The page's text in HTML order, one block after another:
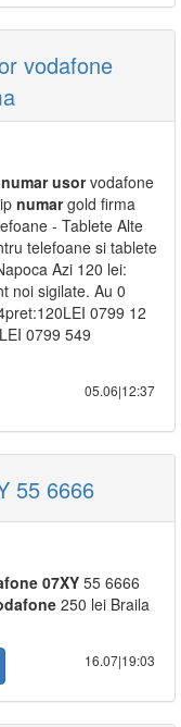
vodafone
numar usorvodafone
numargold firma
- Tablete Alte
telefoane si tablete
Azi 120 lei:
noi sigilate. Au 0
0799 12
0799 549
05.06|12:37
55 6666
07XY 55 6666
250 lei Braila
16.07|19:03